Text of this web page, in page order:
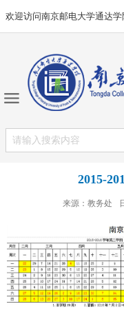
欢迎访问南京邮电大学通达学
2015-
来源：教务处